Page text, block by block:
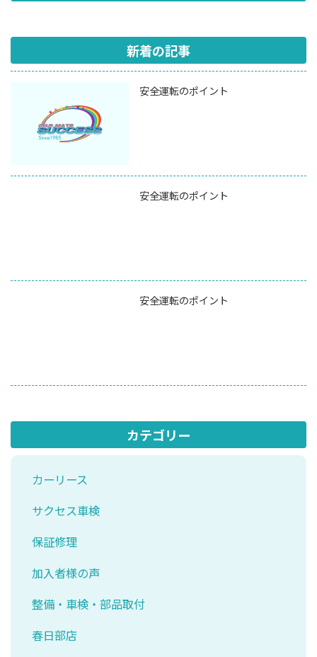
新着の記事
安全運転のポイント
安全運転のポイント
安全運転のポイント
カテゴリー
カーリース
サクセス車検
保証修理
加入者様の声
整備・車検・部品取付
春日部店